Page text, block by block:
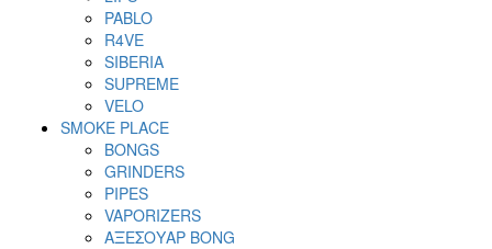
PABLO
R4VE
SIBERIA
SUPREME
VELO
SMOKE PLACE
BONGS
GRINDERS
PIPES
VAPORIZERS
ΑΞΕΣΟΥΑΡ BONG